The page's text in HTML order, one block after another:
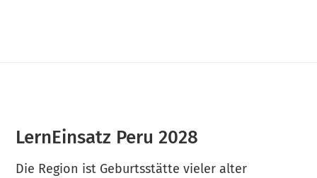
LernEinsatz Peru 2028
Die Region ist Geburtsstätte vieler alter